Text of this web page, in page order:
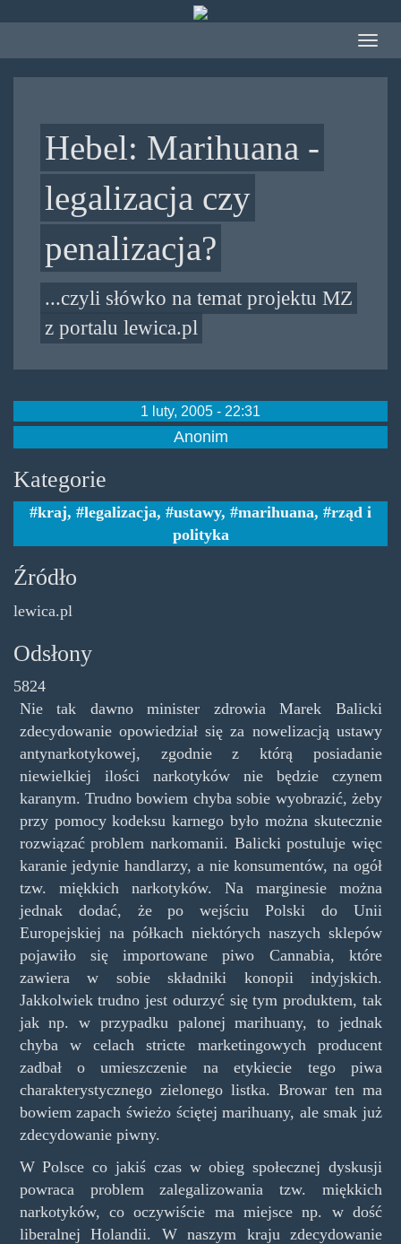
treści
Toggle
Hebel: Marihuana -
legalizacja czy
penalizacja?
...czyli słówko na temat projektu MZ
z portalu lewica.pl
1 luty, 2005 - 22:31
Anonim
Kategorie
kraj, legalizacja, ustawy, marihuana,
rząd i
polityka
Źródło
lewica.pl
Odsłony
5824
Nie tak dawno minister zdrowia Marek Balicki
zdecydowanie opowiedział się za nowelizacją ustawy
antynarkotykowej, zgodnie z którą posiadanie
niewielkiej ilości narkotyków nie będzie czynem
karanym. Trudno bowiem chyba sobie wyobrazić, żeby
przy pomocy kodeksu karnego było można skutecznie
rozwiązać problem narkomanii. Balicki postuluje więc
karanie jedynie handlarzy, a nie konsumentów, na ogół
tzw. miękkich narkotyków. Na marginesie można
jednak dodać, że po wejściu Polski do Unii
Europejskiej na półkach niektórych naszych sklepów
pojawiło się importowane piwo Cannabia, które
zawiera w sobie składniki konopii indyjskich.
Jakkolwiek trudno jest odurzyć się tym produktem, tak
jak np. w przypadku palonej marihuany, to jednak
chyba w celach stricte marketingowych producent
zadbał o umieszczenie na etykiecie tego piwa
charakterystycznego zielonego listka. Browar ten ma
bowiem zapach świeżo ściętej marihuany, ale smak już
zdecydowanie piwny.
W Polsce co jakiś czas w obieg społecznej dyskusji
powraca problem zalegalizowania tzw. miękkich
narkotyków, co oczywiście ma miejsce np. w dość
liberalnej Holandii. W naszym kraju zdecydowanie